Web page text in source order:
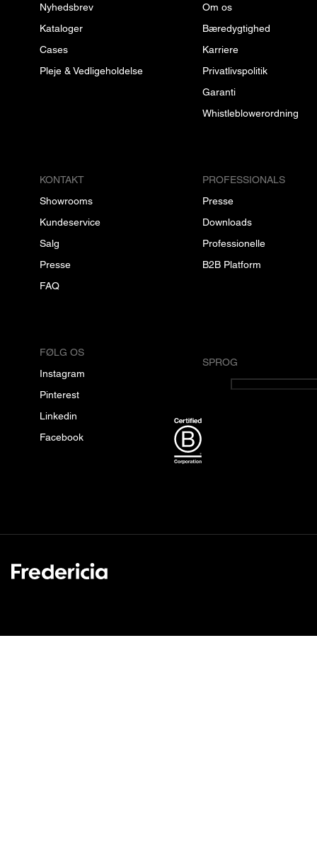
Nyhedsbrev
Kataloger
Cases
Pleje & Vedligeholdelse
Om os
Bæredygtighed
Karriere
Privatlivspolitik
Garanti
Whistleblowerordning
KONTAKT
Showrooms
Kundeservice
Salg
Presse
FAQ
PROFESSIONALS
Presse
Downloads
Professionelle
B2B Platform
FØLG OS
Instagram
Pinterest
Linkedin
Facebook
SPROG
Dansk